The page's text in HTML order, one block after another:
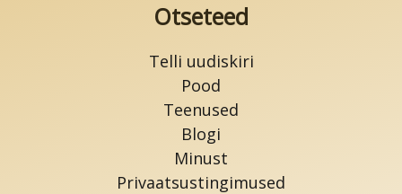
Otseteed
Telli uudiskiri
Pood
Teenused
Blogi
Minust
Privaatsustingimused